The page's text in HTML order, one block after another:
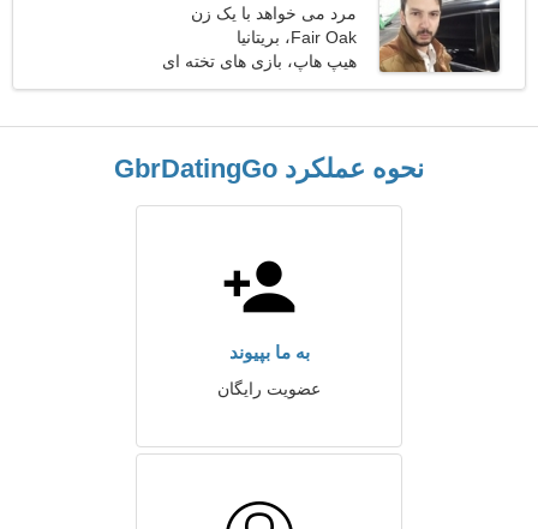
مرد می خواهد با یک زن
ملاقات کند 25-32
Fair Oak، بریتانیا
هیپ هاپ، بازی های تخته ای
نحوه عملکرد GbrDatingGo
به ما بپیوند
عضویت رایگان